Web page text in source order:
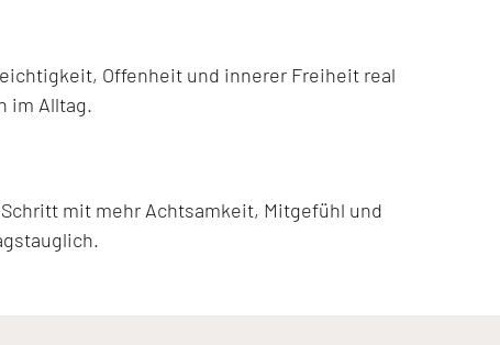
Offenheit und innerer Freiheit real
im Alltag.
mit mehr Achtsamkeit, Mitgefühl und